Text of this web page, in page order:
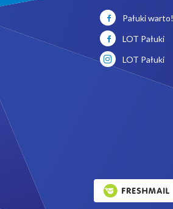
Pałuki warto!
LOT Pałuki
LOT Pałuki